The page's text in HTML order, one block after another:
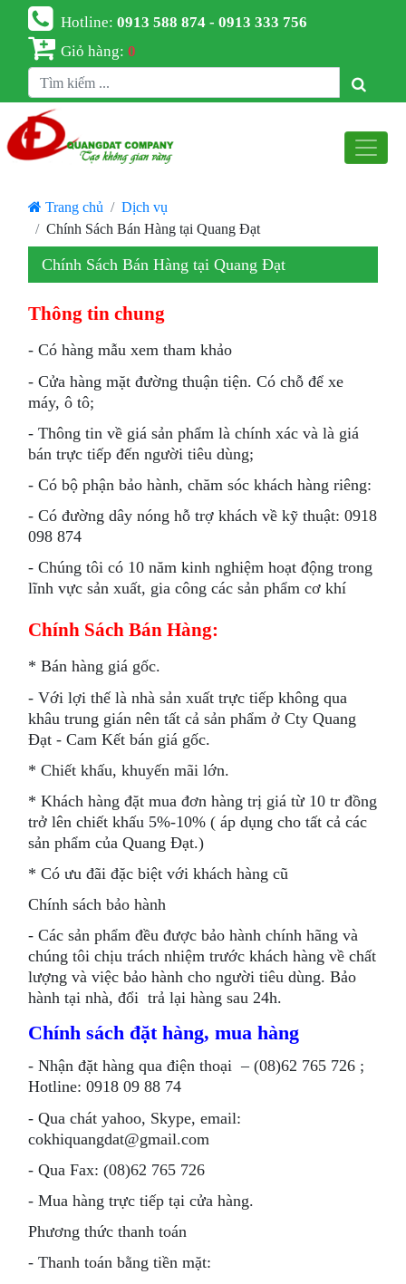
Hotline:0913 588 874 - 0913 333 756
Giỏ hàng:0
Trang chủ
Dịch vụ
Chính Sách Bán Hàng tại Quang Đạt
Chính Sách Bán Hàng tại Quang Đạt
Thông tin chung
- Có hàng mẫu xem tham khảo
- Cửa hàng mặt đường thuận tiện. Có chỗ để xe
máy, ô tô;
- Thông tin về giá sản phẩm là chính xác và là giá
bán trực tiếp đến người tiêu dùng;
- Có bộ phận bảo hành, chăm sóc khách hàng riêng:
- Có đường dây nóng hỗ trợ khách về kỹ thuật: 0918
098 874
- Chúng tôi có 10 năm kinh nghiệm hoạt động trong
lĩnh vực sản xuất, gia công các sản phẩm cơ khí
​Chính Sách Bán Hàng:
* Bán hàng giá gốc.​
- Với lợi thế là nhà sản xuất trực tiếp không qua
khâu trung gián nên tất cả sản phẩm ở Cty Quang
Đạt - Cam Kết bán giá gốc.
* Chiết khấu, khuyến mãi lớn.
* Khách hàng đặt mua đơn hàng trị giá từ 10 tr đồng
trở lên chiết khấu 5%-10% ( áp dụng cho tất cả các
sản phẩm của Quang Đạt.)
* Có ưu đãi đặc biệt với khách hàng cũ
Chính sách bảo hành
- Các sản phẩm đều được bảo hành chính hãng và
chúng tôi chịu trách nhiệm trước khách hàng về chất
lượng và việc bảo hành cho người tiêu dùng. Bảo
hành tại nhà, đổi trả lại hàng sau 24h.
Chính sách đặt hàng, mua hàng
- Nhận đặt hàng qua điện thoại – (08)62 765 726 ;
Hotline: 0918 09 88 74
- Qua chát yahoo, Skype, email:
cokhiquangdat@gmail.com
- Qua Fax: (08)62 765 726
- Mua hàng trực tiếp tại cửa hàng.
Phương thức thanh toán
- Thanh toán bằng tiền mặt: